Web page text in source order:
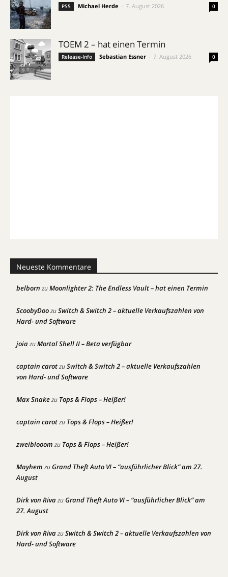
PS5 Michael Herde 7. August 2026 0
TOEM 2 – hat einen Termin
Release-Info Sebastian Essner 7. August 2026 0
Neueste Kommentare
belborn zuMoonlighter 2: The Endless Vault – hat einen Termin
ScoobyDoozuSwitch & Switch 2 – aktuelle Verkaufszahlen von
Hard- und Software
joiazuMortal Shell II – Beta verfügbar
captain carotzuSwitch & Switch 2 – aktuelle Verkaufszahlen
von Hard- und Software
Max Snakezu Tops & Flops – Heißer!
captain carotzu Tops & Flops – Heißer!
zweiblooom zu Tops & Flops – Heißer!
Mayhem zuGrand Theft Auto VI – “ausführlicher Blick” am 27.
August
Dirk von RivazuGrand Theft Auto VI – “ausführlicher Blick” am
27. August
Dirk von RivazuSwitch & Switch 2 – aktuelle Verkaufszahlen von
Hard- und Software